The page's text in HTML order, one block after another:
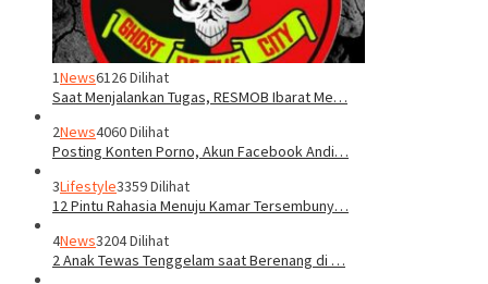
1News6126 Dilihat
Saat Menjalankan Tugas, RESMOB Ibarat Me…
2News4060 Dilihat
Posting Konten Porno, Akun Facebook Andi…
3Lifestyle3359 Dilihat
12 Pintu Rahasia Menuju Kamar Tersembuny…
4News3204 Dilihat
2 Anak Tewas Tenggelam saat Berenang di …